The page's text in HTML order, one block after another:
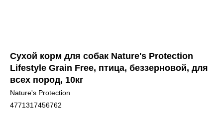
+7 706 407 30 81
Написать в WhatsApp
Сухой корм для собак Nature's Protection
Lifestyle Grain Free, птица, беззерновой, для
всех пород, 10кг
Nature's Protection
4771317456762